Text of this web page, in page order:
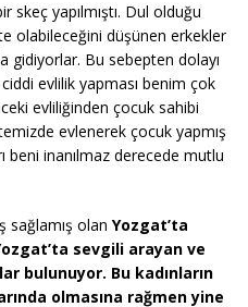
skeç yapılmıştı. Dul olduğu
olabileceğini düşünen erkekler
gidiyorlar. Bu sebepten dolayı
evlilik yapması benim çok
evliliğinden çocuk sahibi
evlenerek çocuk yapmış
beni inanılmaz derecede mutlu
sağlamış olan Yozgat’ta
sevgili arayan ve
bulunuyor. Bu kadınların
olmasına rağmen yine